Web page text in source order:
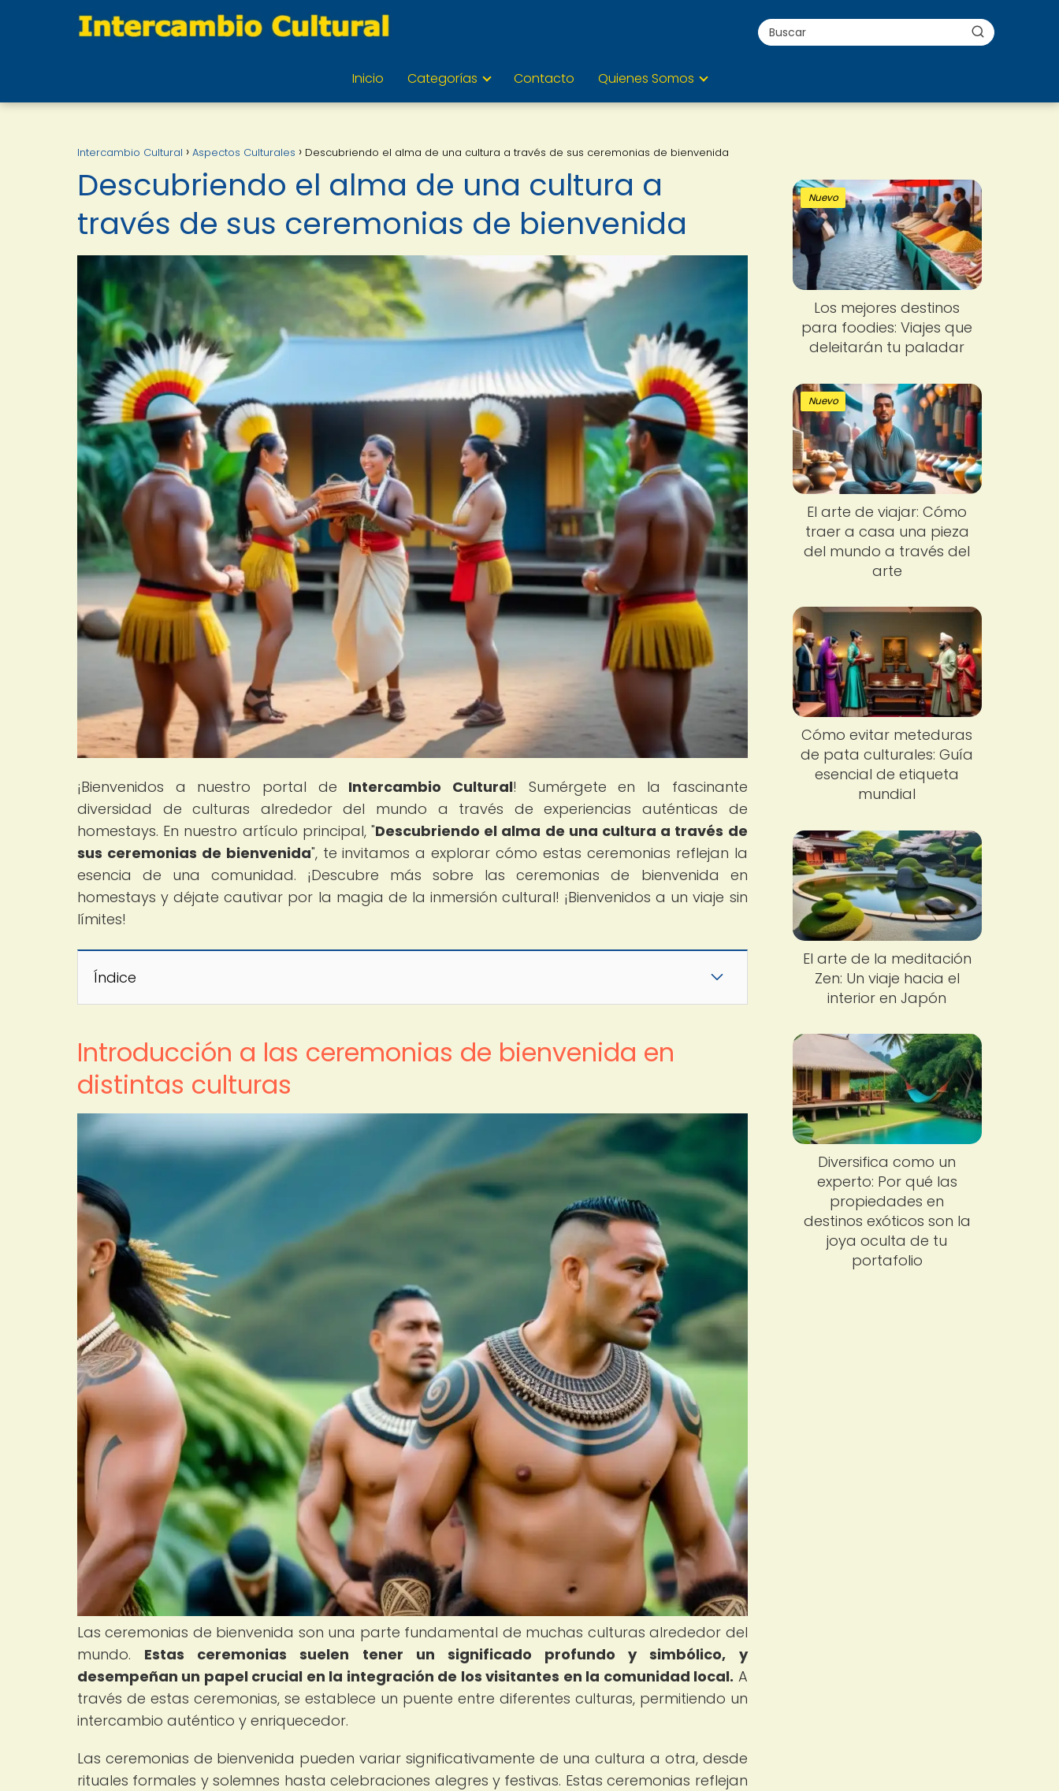
Inicio Categorías Contacto Quienes Somos
Intercambio Cultural Aspectos Culturales Descubriendo el alma de una cultura a través de sus ceremonias de bienvenida
Descubriendo el alma de una cultura a
través de sus ceremonias de bienvenida
¡Bienvenidos a nuestro portal de Intercambio Cultural! Sumérgete en la fascinante
diversidad de culturas alrededor del mundo a través de experiencias auténticas de
homestays. En nuestro artículo principal, "Descubriendo el alma de una cultura a través de
sus ceremonias de bienvenida", te invitamos a explorar cómo estas ceremonias reflejan la
esencia de una comunidad. ¡Descubre más sobre las ceremonias de bienvenida en
homestays y déjate cautivar por la magia de la inmersión cultural! ¡Bienvenidos a un viaje sin
límites!
Índice
Introducción a las ceremonias de bienvenida en
distintas culturas
Las ceremonias de bienvenida son una parte fundamental de muchas culturas alrededor del
mundo. Estas ceremonias suelen tener un significado profundo y simbólico, y
desempeñan un papel crucial en la integración de los visitantes en la comunidad local. A
través de estas ceremonias, se establece un puente entre diferentes culturas, permitiendo un
intercambio auténtico y enriquecedor.
Las ceremonias de bienvenida pueden variar significativamente de una cultura a otra, desde
rituales formales y solemnes hasta celebraciones alegres y festivas. Estas ceremonias reflejan
Nuevo
Los mejores destinos
para foodies: Viajes que
deleitarán tu paladar
Nuevo
El arte de viajar: Cómo
traer a casa una pieza
del mundo a través del
arte
Cómo evitar meteduras
de pata culturales: Guía
esencial de etiqueta
mundial
El arte de la meditación
Zen: Un viaje hacia el
interior en Japón
Diversifica como un
experto: Por qué las
propiedades en
destinos exóticos son la
joya oculta de tu
portafolio